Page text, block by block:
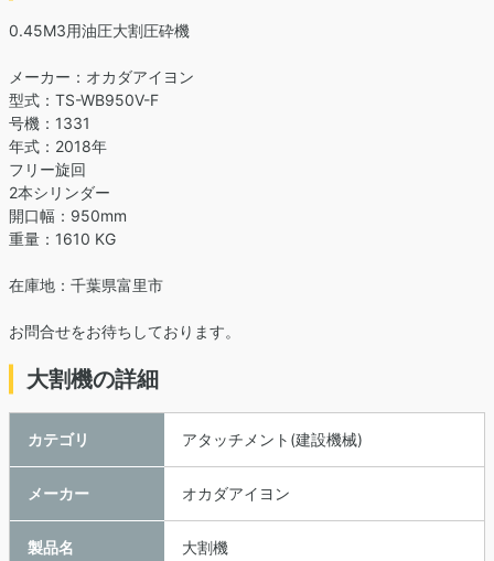
0.45M3用油圧大割圧砕機
メーカー：オカダアイヨン
型式：TS-WB950V-F
号機：1331
年式：2018年
フリー旋回
2本シリンダー
開口幅：950mm
重量：1610 KG
在庫地：千葉県富里市
お問合せをお待ちしております。
大割機の詳細
カテゴリ アタッチメント(建設機械)
メーカー オカダアイヨン
製品名 大割機